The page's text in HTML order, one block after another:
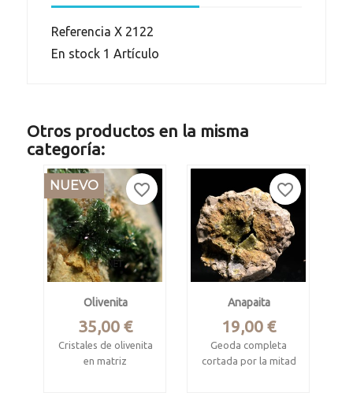
Referencia X 2122
En stock 1 Artículo
Otros productos en la misma
categoría:
Olivenita
Precio
35,00 €
Cristales de olivenita
en matriz
NUEVO favorite_border
Anapaita
Precio
19,00 €
Geoda completa
cortada por la mitad
favorite_border